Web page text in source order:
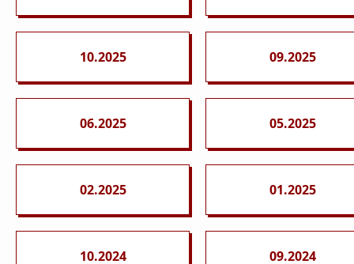
10.2025 09.2025
06.2025 05.2025
02.2025 01.2025
10.2024 09.2024